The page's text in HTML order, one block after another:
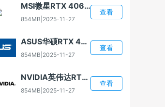
MSI微星RTX 4060显卡驱动
854MB 2025-11-27
查看
ASUS华硕RTX 4060显卡驱动
854MB 2025-11-27
查看
NVIDIA英伟达RTX 4080 Super显卡驱动
854MB 2025-11-27
查看